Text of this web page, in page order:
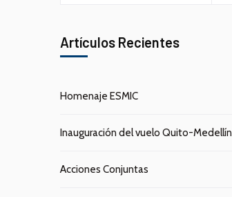
Artículos Recientes
Homenaje ESMIC
Inauguración del vuelo Quito-Medellín
Acciones Conjuntas